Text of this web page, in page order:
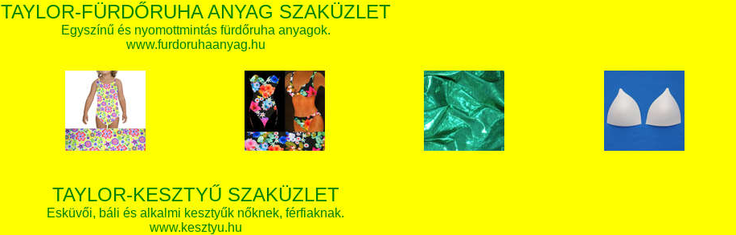
TAYLOR-FÜRDŐRUHA ANYAG SZAKÜZLET
Egyszínű és nyomottmintás fürdőruha anyagok.
www.furdoruhaanyag.hu
TAYLOR-KESZTYŰ SZAKÜZLET
Esküvői, báli és alkalmi kesztyűk nőknek, férfiaknak.
www.kesztyu.hu